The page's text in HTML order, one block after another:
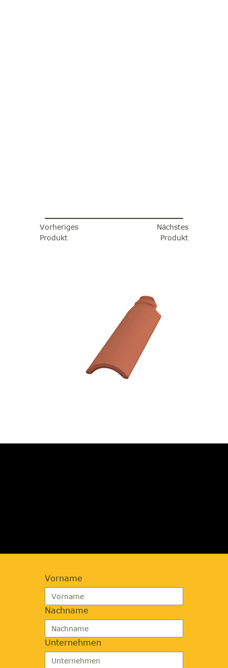
Vorheriges
Produkt
Nächstes
Produkt
Vorname
Nachname
Unternehmen